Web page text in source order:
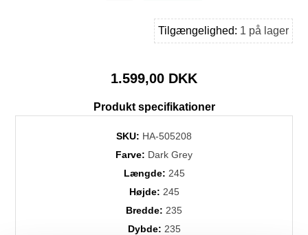
Tilgængelighed: 1 på lager
1.599,00 DKK
Produkt specifikationer
SKU: HA-505208
Farve: Dark Grey
Længde: 245
Højde: 245
Bredde: 235
Dybde: 235